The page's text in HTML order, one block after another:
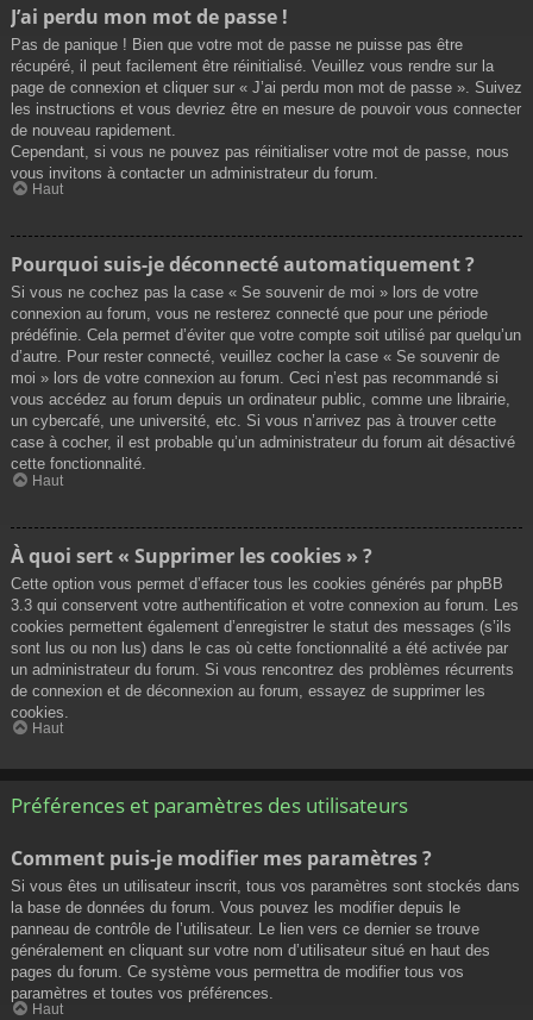
J’ai perdu mon mot de passe !
Pas de panique ! Bien que votre mot de passe ne puisse pas être
récupéré, il peut facilement être réinitialisé. Veuillez vous rendre sur la
page de connexion et cliquer sur « J’ai perdu mon mot de passe ». Suivez
les instructions et vous devriez être en mesure de pouvoir vous connecter
de nouveau rapidement.
Cependant, si vous ne pouvez pas réinitialiser votre mot de passe, nous
vous invitons à contacter un administrateur du forum.
Haut
Pourquoi suis-je déconnecté automatiquement ?
Si vous ne cochez pas la case « Se souvenir de moi » lors de votre
connexion au forum, vous ne resterez connecté que pour une période
prédéfinie. Cela permet d’éviter que votre compte soit utilisé par quelqu’un
d’autre. Pour rester connecté, veuillez cocher la case « Se souvenir de
moi » lors de votre connexion au forum. Ceci n’est pas recommandé si
vous accédez au forum depuis un ordinateur public, comme une librairie,
un cybercafé, une université, etc. Si vous n’arrivez pas à trouver cette
case à cocher, il est probable qu’un administrateur du forum ait désactivé
cette fonctionnalité.
Haut
À quoi sert « Supprimer les cookies » ?
Cette option vous permet d’effacer tous les cookies générés par phpBB
3.3 qui conservent votre authentification et votre connexion au forum. Les
cookies permettent également d’enregistrer le statut des messages (s’ils
sont lus ou non lus) dans le cas où cette fonctionnalité a été activée par
un administrateur du forum. Si vous rencontrez des problèmes récurrents
de connexion et de déconnexion au forum, essayez de supprimer les
cookies.
Haut
Préférences et paramètres des utilisateurs
Comment puis-je modifier mes paramètres ?
Si vous êtes un utilisateur inscrit, tous vos paramètres sont stockés dans
la base de données du forum. Vous pouvez les modifier depuis le
panneau de contrôle de l’utilisateur. Le lien vers ce dernier se trouve
généralement en cliquant sur votre nom d’utilisateur situé en haut des
pages du forum. Ce système vous permettra de modifier tous vos
paramètres et toutes vos préférences.
Haut